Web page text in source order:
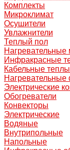
Комплекты
Микроклимат
Осушители
Увлажнители
Теплый пол
Нагревательные
Инфракрасные
Кабельные
Электрические
Обогреватели
Конвекторы
Электрические
Водяные
Внутрипольные
Напольные